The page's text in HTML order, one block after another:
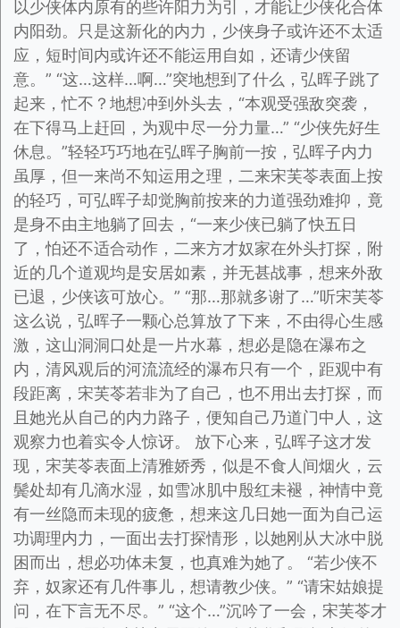
以少侠体内原有的些许阳力为引，才能让少侠化合体
内阳劲。只是这新化的内力，少侠身子或许还不太适
应，短时间内或许还不能运用自如，还请少侠留
意。” “这…这样…啊…”突地想到了什么，弘晖子跳了
起来，忙不？地想冲到外头去，“本观受强敌突袭，
在下得马上赶回，为观中尽一分力量…” “少侠先好生
休息。”轻轻巧巧地在弘晖子胸前一按，弘晖子内力
虽厚，但一来尚不知运用之理，二来宋芙苓表面上按
的轻巧，可弘晖子却觉胸前按来的力道强劲难抑，竟
是身不由主地躺了回去，“一来少侠已躺了快五日
了，怕还不适合动作，二来方才奴家在外头打探，附
近的几个道观均是安居如素，并无甚战事，想来外敌
已退，少侠该可放心。” “那…那就多谢了…”听宋芙苓
这么说，弘晖子一颗心总算放了下来，不由得心生感
激，这山洞洞口处是一片水幕，想必是隐在瀑布之
内，清风观后的河流流经的瀑布只有一个，距观中有
段距离，宋芙苓若非为了自己，也不用出去打探，而
且她光从自己的内力路子，便知自己乃道门中人，这
观察力也着实令人惊讶。 放下心来，弘晖子这才发
现，宋芙苓表面上清雅娇秀，似是不食人间烟火，云
鬓处却有几滴水湿，如雪冰肌中殷红未褪，神情中竟
有一丝隐而未现的疲惫，想来这几日她一面为自己运
功调理内力，一面出去打探情形，以她刚从大冰中脱
困而出，想必功体未复，也真难为她了。 “若少侠不
弃，奴家还有几件事儿，想请教少侠。” “请宋姑娘提
问，在下言无不尽。” “这个…”沉吟了一会，宋芙苓才